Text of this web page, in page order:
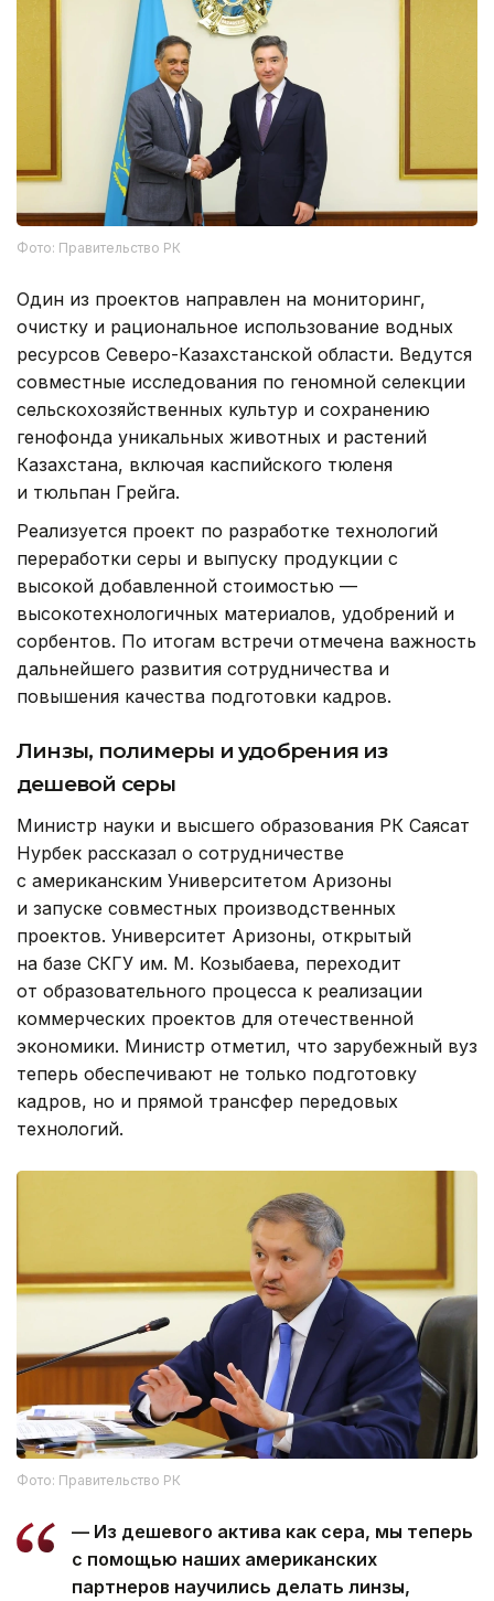
Фото: Правительство РК
Один из проектов направлен на мониторинг,
очистку и рациональное использование водных
ресурсов Северо-Казахстанской области. Ведутся
совместные исследования по геномной селекции
сельскохозяйственных культур и сохранению
генофонда уникальных животных и растений
Казахстана, включая каспийского тюленя
и тюльпан Грейга.
Реализуется проект по разработке технологий
переработки серы и выпуску продукции с
высокой добавленной стоимостью —
высокотехнологичных материалов, удобрений и
сорбентов. По итогам встречи отмечена важность
дальнейшего развития сотрудничества и
повышения качества подготовки кадров.
Линзы, полимеры и удобрения из
дешевой серы
Министр науки и высшего образования РК Саясат
Нурбек рассказал о сотрудничестве
с американским Университетом Аризоны
и запуске совместных производственных
проектов. Университет Аризоны, открытый
на базе СКГУ им. М. Козыбаева, переходит
от образовательного процесса к реализации
коммерческих проектов для отечественной
экономики. Министр отметил, что зарубежный вуз
теперь обеспечивают не только подготовку
кадров, но и прямой трансфер передовых
технологий.
Фото: Правительство РК
— Из дешевого актива как сера, мы теперь
с помощью наших американских
партнеров научились делать линзы,